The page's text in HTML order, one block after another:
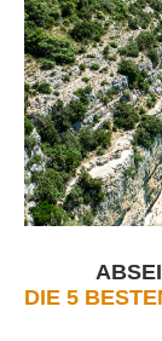
DIE 5